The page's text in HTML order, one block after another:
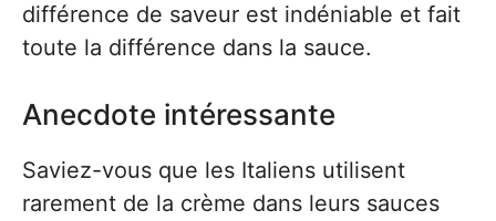
différence de saveur est indéniable et fait
toute la différence dans la sauce.
Anecdote intéressante
Saviez-vous que les Italiens utilisent
rarement de la crème dans leurs sauces